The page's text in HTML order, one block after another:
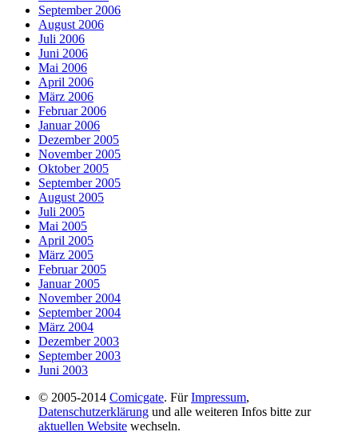
September 2006
August 2006
Juli 2006
Juni 2006
Mai 2006
April 2006
März 2006
Februar 2006
Januar 2006
Dezember 2005
November 2005
Oktober 2005
September 2005
August 2005
Juli 2005
Mai 2005
April 2005
März 2005
Februar 2005
Januar 2005
November 2004
September 2004
März 2004
Dezember 2003
September 2003
Juni 2003
© 2005-2014 Comicgate. FürImpressum,
Datenschutzerklärung und alle weiteren Infos bitte zur
aktuellen Website wechseln.